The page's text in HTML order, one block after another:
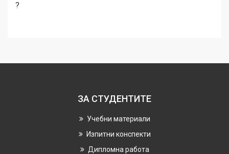
?
ЗА СТУДЕНТИТЕ
Учебни материали
Изпитни конспекти
Дипломна работа